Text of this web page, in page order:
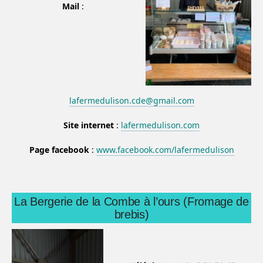
Mail:
lafermedulison.cde@gmail.com
Site internet : lafermedulison.com
Page facebook: www.facebook.com/lafermedulison
La Bergerie de la Combe à l’ours (Fromage de
brebis)